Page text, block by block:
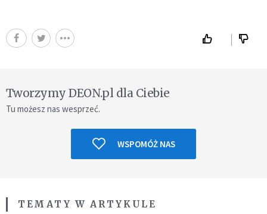
Tworzymy DEON.pl dla Ciebie
Tu możesz nas wesprzeć.
WSPOMÓŻ NAS
TEMATY W ARTYKULE